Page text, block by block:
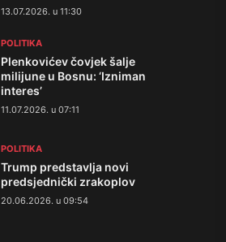
13.07.2026. u 11:30
POLITIKA
Plenkovićev čovjek šalje
milijune u Bosnu: ‘Izniman
interes’
11.07.2026. u 07:11
POLITIKA
Trump predstavlja novi
predsjednički zrakoplov
20.06.2026. u 09:54